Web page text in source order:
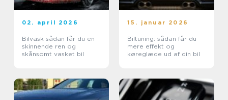
02. april 2026
Bilvask sådan får du en
skinnende ren og
skånsomt vasket bil
15. januar 2026
Biltuning: sådan får du
mere effekt og
køreglæde ud af din bil